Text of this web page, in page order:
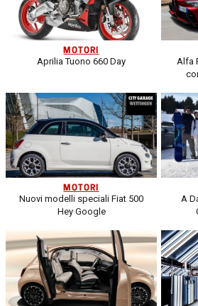
MOTORI
Aprilia Tuono 660 Day
Alfa
MOTORI
Nuovi modelli speciali Fiat 500
Hey Google
A